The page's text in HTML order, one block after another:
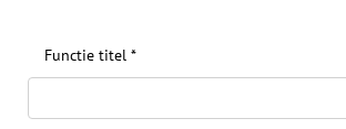
Functie titel *